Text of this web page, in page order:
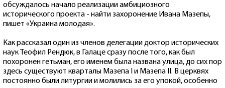
обсуждалось начало реализации амбициозного
исторического проекта - найти захоронение Ивана Мазепы,
пишет «Украина молодая».
Как рассказал один из членов делегации доктор исторических
наук Теофил Рендюк, в Галаце сразу после того, как был
похоронен гетьман, его именем была названа улица, до сих пор
здесь существуют кварталы Мазепа I и Мазепа II. В церквях
постоянно были литургии и молились за его упокой, особенно